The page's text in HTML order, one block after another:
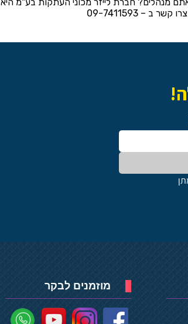
קשר ב – 09-7411593
מוזמנים לבקר